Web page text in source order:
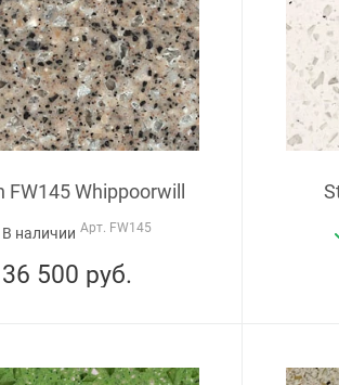
FW145 Whippoorwill
В наличии Арт. FW145
36 500 руб.